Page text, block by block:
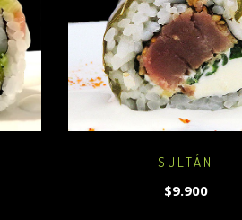
SULTÁN
$9.900